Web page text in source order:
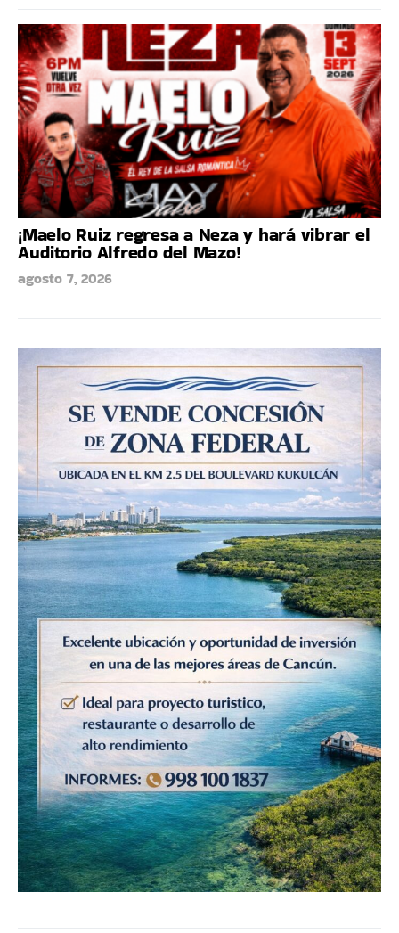
¡Maelo Ruiz regresa a Neza y hará vibrar el
Auditorio Alfredo del Mazo!
agosto 7, 2026